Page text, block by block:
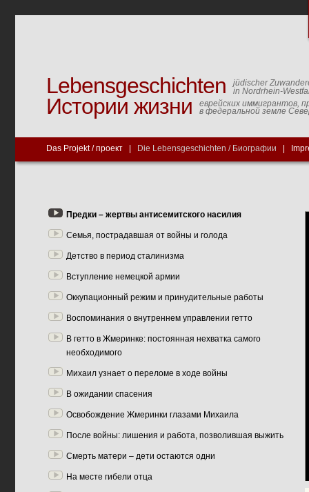
Lebensgeschichten
jüdischer
in Nordrhein-
Истории жизни еврейских иммигрантов,
в федеральной земле
Das Projekt / проект Die Lebensgeschichten / Биографии
Предки – жертвы антисемитского насилия
Семья, пострадавшая от войны и голода
Детство в период сталинизма
Вступление немецкой армии
Оккупационный режим и принудительные работы
Воспоминания о внутреннем управлении гетто
В гетто в Жмеринке: постоянная нехватка самого
необходимого
Михаил узнает о переломе в ходе войны
В ожидании спасения
Освобождение Жмеринки глазами Михаила
После войны: лишения и работа, позволившая выжить
Смерть матери – дети остаются одни
На месте гибели отца